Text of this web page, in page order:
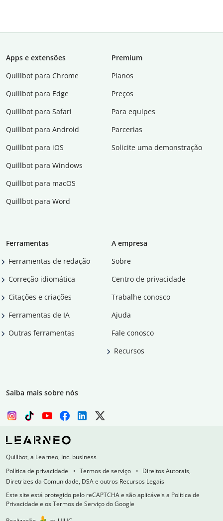
Apps e extensões
Quillbot para Chrome
Quillbot para Edge
Quillbot para Safari
Quillbot para Android
Quillbot para iOS
Quillbot para Windows
Quillbot para macOS
Quillbot para Word
Premium
Planos
Preços
Para equipes
Parcerias
Solicite uma demonstração
Ferramentas
Ferramentas de redação
Correção idiomática
Citações e criações
Ferramentas de IA
Outras ferramentas
A empresa
Sobre
Centro de privacidade
Trabalhe conosco
Ajuda
Fale conosco
Recursos
Saiba mais sobre nós
Quillbot, a Learneo, Inc. business
Política de privacidade
Termos de serviço
Direitos Autorais,
Diretrizes da Comunidade, DSA e outros Recursos Legais
Este site está protegido pelo reCAPTCHA e são aplicáveis a Política de
Privacidade e os Termos de Serviço do Google